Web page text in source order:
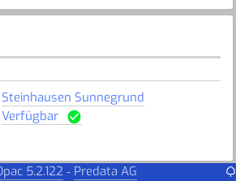
Steinhausen Sunnegrund
Verfügbar
5.2.122 - Predata AG